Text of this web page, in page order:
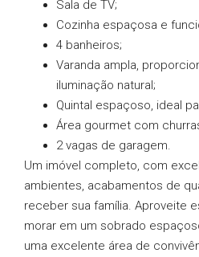
Sala de TV;
Cozinha espaçosa e
4 banheiros;
Varanda ampla,
iluminação natural;
Quintal espaçoso, ideal
Área gourmet com
2 vagas de garagem.
Um imóvel completo, com
ambientes, acabamentos de
receber sua família. Aproveite
morar em um sobrado
uma excelente área de